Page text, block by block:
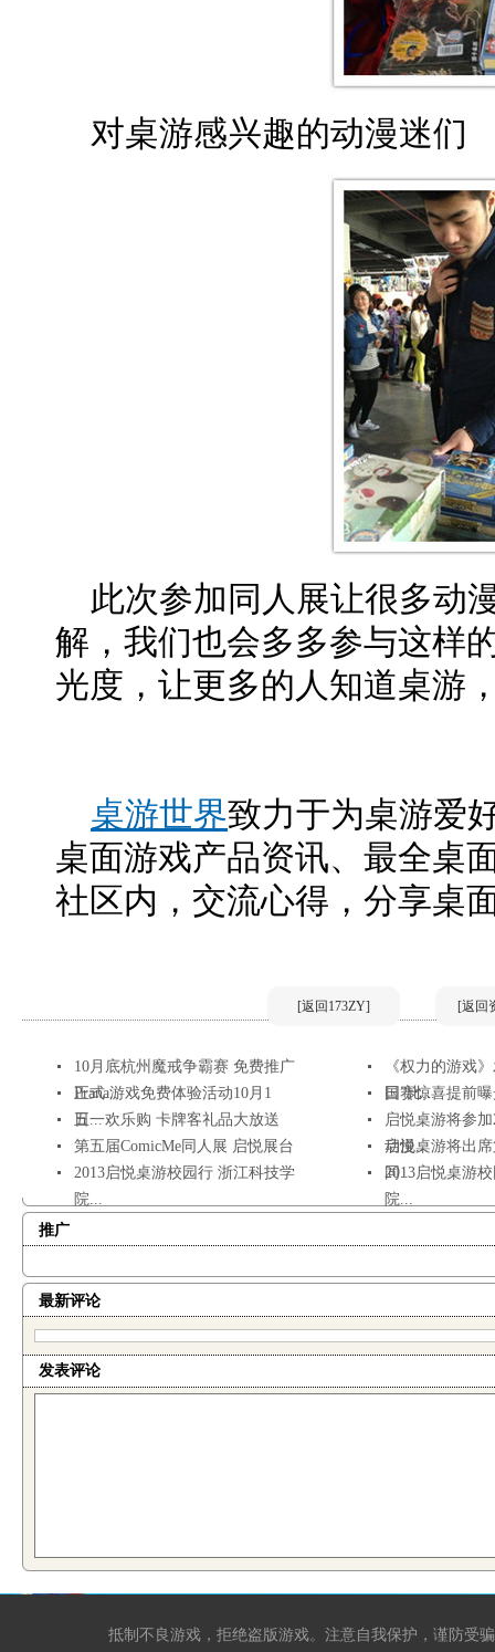
对桌游感兴趣的动漫迷们
此次参加同人展让很多动
解，我们也会多多参与这样
光度，让更多的人知道桌游
桌游世界致力于为桌游爱
桌面游戏产品资讯、最全桌
社区内，交流心得，分享桌
[返回173ZY] [返回
10月底杭州魔戒争霸赛 免费推广
正式...
《权力的游戏
日”比...
Prana游戏免费体验活动10月1
日...
国赛惊喜提前
五一欢乐购 卡牌客礼品大放送
启悦桌游将参
动漫...
第五届ComicMe同人展 启悦展台
启悦桌游将出
同...
2013启悦桌游校园行 浙江科技学
院...
2013启悦桌游
院...
推广
最新评论
发表评论
抵制不良游戏，拒绝盗版游戏。注意自我保护，谨防受